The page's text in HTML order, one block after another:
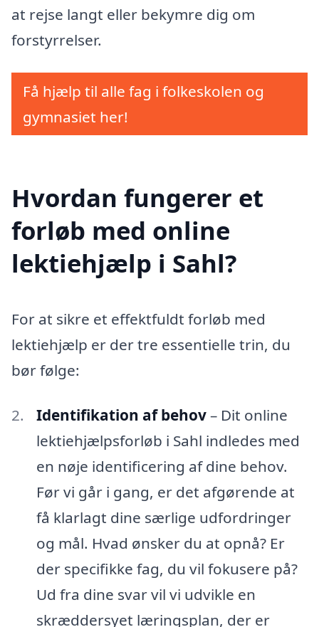
at rejse langt eller bekymre dig om
forstyrrelser.
Få hjælp til alle fag i folkeskolen og
gymnasiet her!
Hvordan fungerer et
forløb med online
lektiehjælp i Sahl?
For at sikre et effektfuldt forløb med
lektiehjælp er der tre essentielle trin, du
bør følge:
Identifikation af behov– Dit online
lektiehjælpsforløb i Sahl indledes med
en nøje identificering af dine behov.
Før vi går i gang, er det afgørende at
få klarlagt dine særlige udfordringer
og mål. Hvad ønsker du at opnå? Er
der specifikke fag, du vil fokusere på?
Ud fra dine svar vil vi udvikle en
skræddersyet læringsplan, der er